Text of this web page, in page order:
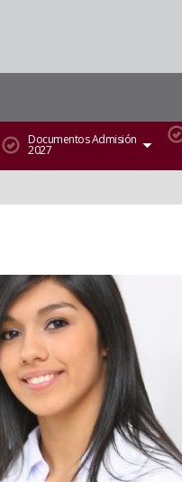
Documentos Admisión
2027